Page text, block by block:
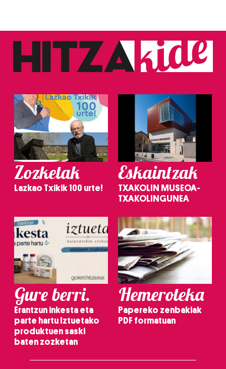
Zozketak
Lazkao Txikik 100 urte!
Eskaintzak
TXAKOLIN MUSEOA-
TXAKOLINGUNEA
Gure berri.
Erantzun inkesta eta
parte hartu Iztuetako
produktuen saski
baten zozketan
Hemeroteka
Papereko zenbakiak
PDF formatuan